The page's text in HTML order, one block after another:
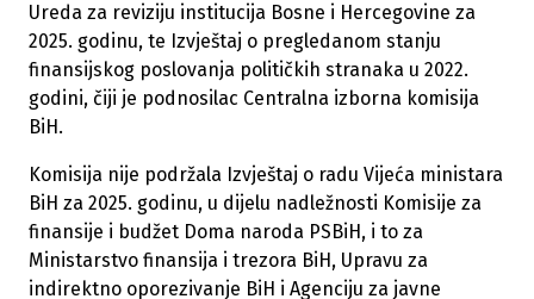
Ureda za reviziju institucija Bosne i Hercegovine za
2025. godinu, te Izvještaj o pregledanom stanju
finansijskog poslovanja političkih stranaka u 2022.
godini, čiji je podnosilac Centralna izborna komisija
BiH.
Komisija nije podržala Izvještaj o radu Vijeća ministara
BiH za 2025. godinu, u dijelu nadležnosti Komisije za
finansije i budžet Doma naroda PSBiH, i to za
Ministarstvo finansija i trezora BiH, Upravu za
indirektno oporezivanje BiH i Agenciju za javne